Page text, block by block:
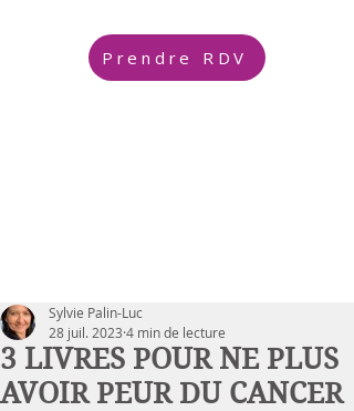
Prendre RDV
3 LIVRES POUR NE PLUS
AVOIR PEUR DU CANCER
Sylvie Palin-Luc
28 juil. 2023 4 min de lecture